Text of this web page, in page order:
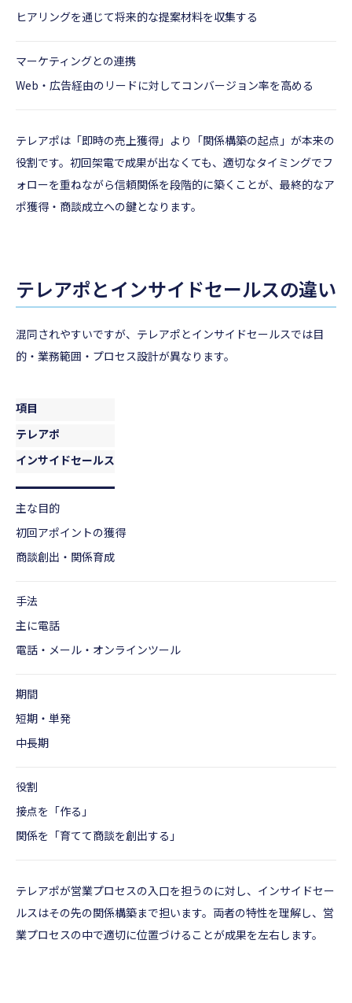
ヒアリングを通じて将来的な提案材料を収集する
マーケティングとの連携
Web・広告経由のリードに対してコンバージョン率を高める
テレアポは「即時の売上獲得」より「関係構築の起点」が本来の
役割です。初回架電で成果が出なくても、適切なタイミングでフ
ォローを重ねながら信頼関係を段階的に築くことが、最終的なア
ポ獲得・商談成立への鍵となります。
テレアポとインサイドセールスの違い
混同されやすいですが、テレアポとインサイドセールスでは目
的・業務範囲・プロセス設計が異なります。
項目
テレアポ
インサイドセールス
主な目的
初回アポイントの獲得
商談創出・関係育成
手法
主に電話
電話・メール・オンラインツール
期間
短期・単発
中長期
役割
接点を「作る」
関係を「育てて商談を創出する」
テレアポが営業プロセスの入口を担うのに対し、インサイドセー
ルスはその先の関係構築まで担います。両者の特性を理解し、営
業プロセスの中で適切に位置づけることが成果を左右します。